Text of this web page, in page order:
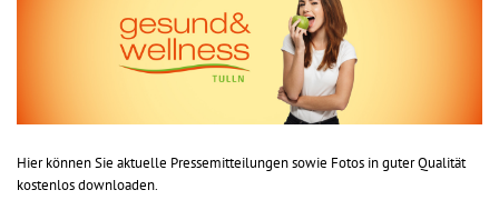
Hier können Sie aktuelle Pressemitteilungen sowie Fotos in guter Qualität
kostenlos downloaden.